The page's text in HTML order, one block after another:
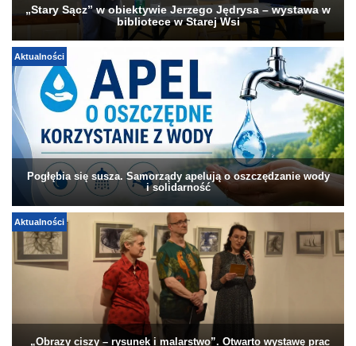
„Stary Sącz” w obiektywie Jerzego Jędrysa – wystawa w
bibliotece w Starej Wsi
Aktualności
Pogłębia się susza. Samorządy apelują o oszczędzanie wody
i solidarność
Aktualności
„Obrazy ciszy – rysunek i malarstwo”. Otwarto wystawę prac